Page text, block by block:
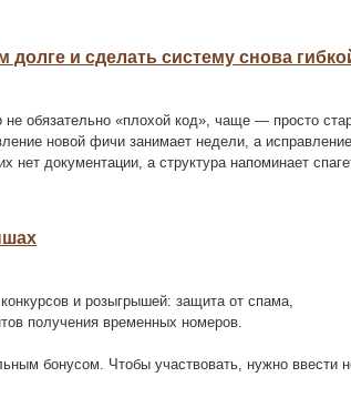
долге и сделать систему снова
не обязательно «плохой код», чаще — просто
новой фичи занимает недели, а
документации, а структура напоминает
и розыгрышей: защита от спама,
получения временных номеров.
бонусом. Чтобы участвовать, нужно ввести